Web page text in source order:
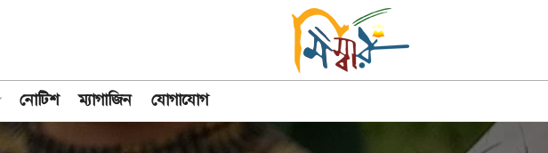
নোটিশ ম্যাগাজিন যোগাযোগ